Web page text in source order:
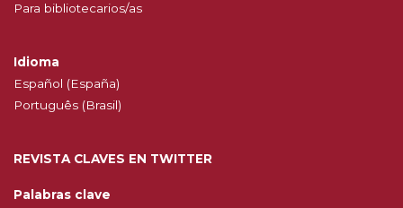
Para bibliotecarios/as
Idioma
Español (España)
Português (Brasil)
REVISTA CLAVES EN TWITTER
Palabras clave